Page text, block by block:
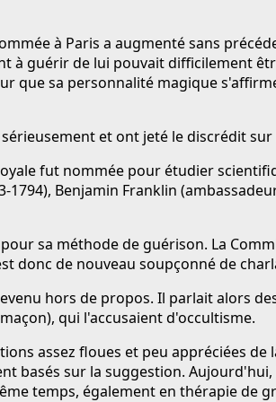
à Paris a augmenté sans
à guérir de lui pouvait difficilement
que sa personnalité magique
et ont jeté le discrédit
fut nommée pour étudier
Benjamin Franklin
sa méthode de guérison. La
donc de nouveau soupçonné de
hors de propos. Il parlait alors
qui l'accusaient d'occultisme.
assez floues et peu appréciées de
basés sur la suggestion.
temps, également en thérapie de